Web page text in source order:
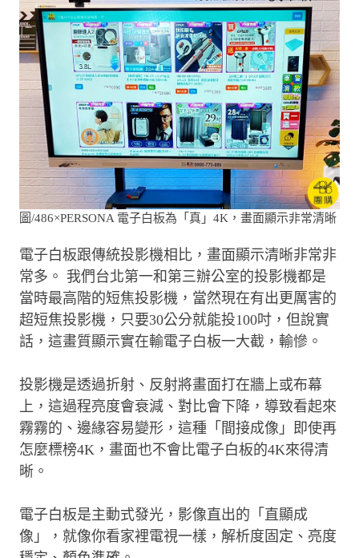
圖/486×PERSONA 電子白板為「真」4K，畫面顯示非常清晰
電子白板跟傳統投影機相比，畫面顯示清晰非常非
常多。 我們台北第一和第三辦公室的投影機都是
當時最高階的短焦投影機，當然現在有出更厲害的
超短焦投影機，只要30公分就能投100吋，但說實
話，這畫質顯示實在輸電子白板一大截，輸慘。
投影機是透過折射、反射將畫面打在牆上或布幕
上，這過程亮度會衰減、對比會下降，導致看起來
霧霧的、邊緣容易變形，這種「間接成像」即使再
怎麼標榜4K，畫面也不會比電子白板的4K來得清
晰。
電子白板是主動式發光，影像直出的「直顯成
像」，就像你看家裡電視一樣，解析度固定、亮度